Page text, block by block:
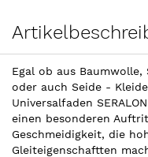
Egal ob aus
oder auch Seide -
Universalfaden
einen besonderen
Geschmeidigkeit, die
Gleiteigenschaftten